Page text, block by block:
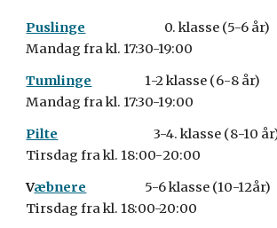
Puslinge
0. klasse
Mandag fra kl. 17:30-19:00
Tumlinge
1-2 klasse (6-8
Mandag fra kl. 17:30-19:00
Pilte
3-4. klasse (8-10
Tirsdag fra kl. 18:00-20:00
Væbnere 5-6 klasse (10-12
Tirsdag fra kl. 18:00-20:00